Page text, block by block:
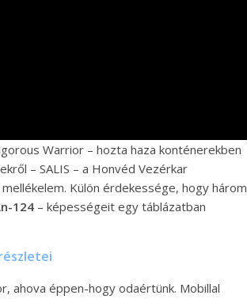
Warrior – hozta haza konténerekben
– SALIS – a Honvéd Vezérkar
Külön érdekessége, hogy három
124 – képességeit egy táblázatban
ahova éppen-hogy odaértünk. Mobillal